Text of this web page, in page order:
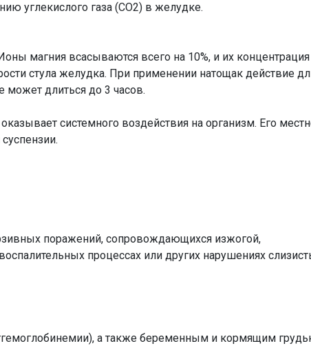
углекислого газа (СО2) в желудке.
магния всасываются всего на 10%, и их
стула желудка. При применении натощак действие
может длиться до 3 часов.
системного воздействия на организм. Его
поражений, сопровождающихся изжогой,
процессах или других нарушениях
а также беременным и кормящим